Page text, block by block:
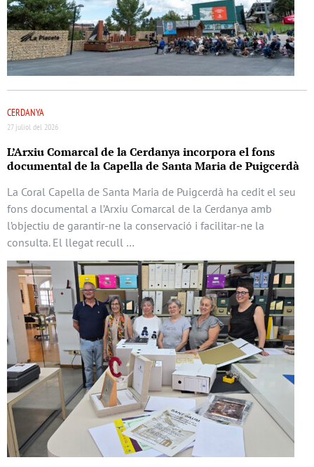
CERDANYA
27 juliol del 2026
L’Arxiu Comarcal de la Cerdanya incorpora el fons
documental de la Capella de Santa Maria de Puigcerdà
La Coral Capella de Santa Maria de Puigcerdà ha cedit el seu
fons documental a l’Arxiu Comarcal de la Cerdanya amb
l’objectiu de garantir-ne la conservació i facilitar-ne la
consulta. El llegat recull …